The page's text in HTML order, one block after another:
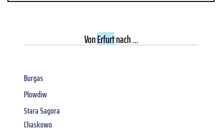
VonErfurtnach ...
Burgas
Plowdiw
Stara Sagora
Chaskowo